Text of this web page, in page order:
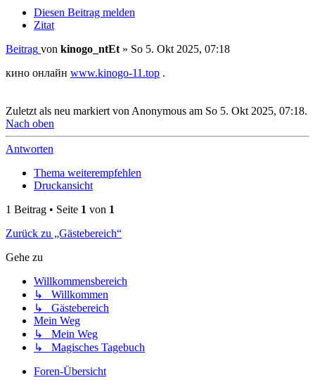
Diesen Beitrag melden
Zitat
Beitrag von kinogo_ntEt » So 5. Okt 2025, 07:18
кино онлайн www.kinogo-11.top .
Zuletzt als neu markiert von Anonymous am So 5. Okt 2025, 07:18.
Nach oben
Antworten
Thema weiterempfehlen
Druckansicht
1 Beitrag • Seite 1 von 1
Zurück zu „Gästebereich“
Gehe zu
Willkommensbereich
↳ Willkommen
↳ Gästebereich
Mein Weg
↳ Mein Weg
↳ Magisches Tagebuch
Foren-Übersicht